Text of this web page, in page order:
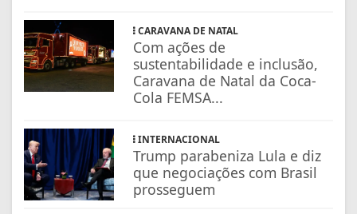
CARAVANA DE NATAL
Com ações de
sustentabilidade e inclusão,
Caravana de Natal da Coca-
Cola FEMSA...
INTERNACIONAL
Trump parabeniza Lula e diz
que negociações com Brasil
prosseguem